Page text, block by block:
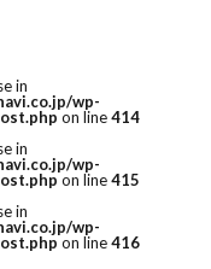
in
wp-
on line414
in
wp-
on line415
in
wp-
on line416